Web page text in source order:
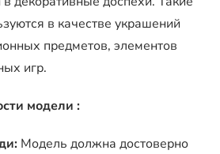
в качестве украшений
предметов, элементов
игр.
модели :
Модель должна достоверно